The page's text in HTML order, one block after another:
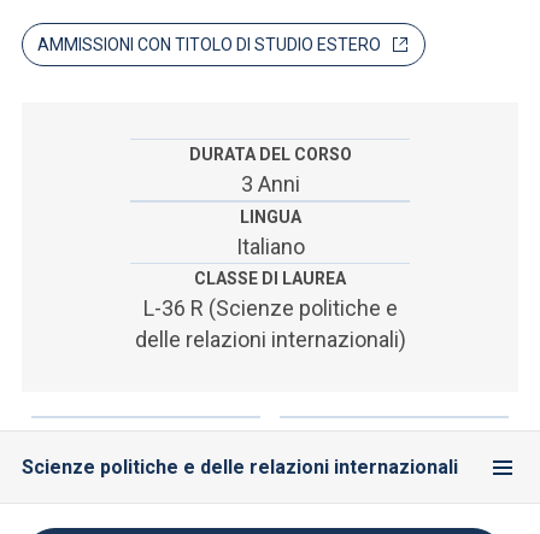
SEI UN DOCENTE O UN MEMBRO DELLO STAFF
AMMISSIONI CON TITOLO DI STUDIO ESTERO
DURATA DEL CORSO
3 Anni
LINGUA
Italiano
CLASSE DI LAUREA
L-36 R (Scienze politiche e
delle relazioni internazionali)
Scienze politiche e delle relazioni internazionali